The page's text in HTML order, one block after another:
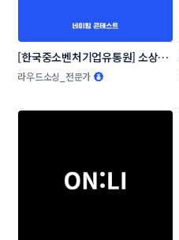
[한국중소벤처기업유통원] 소상공
인 온라인 판로지원사업 네이밍 공
라우드소싱_전문가